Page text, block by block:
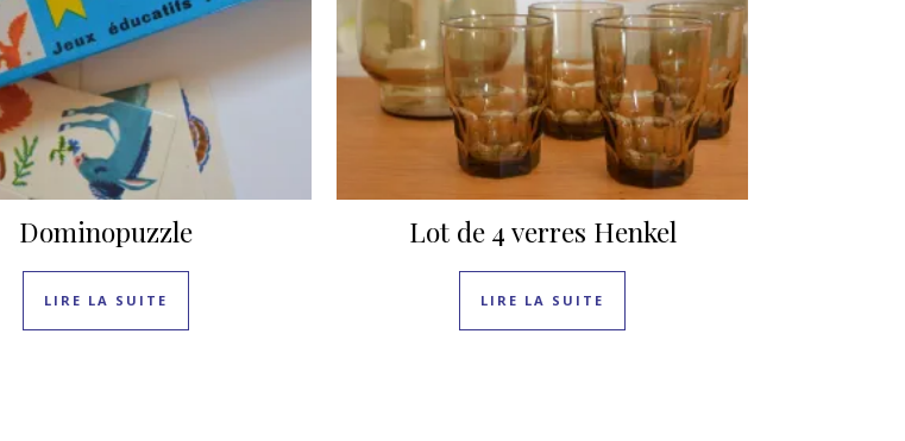
Dominopuzzle
LIRE LA SUITE
Lot de 4 verres Henkel
LIRE LA SUITE